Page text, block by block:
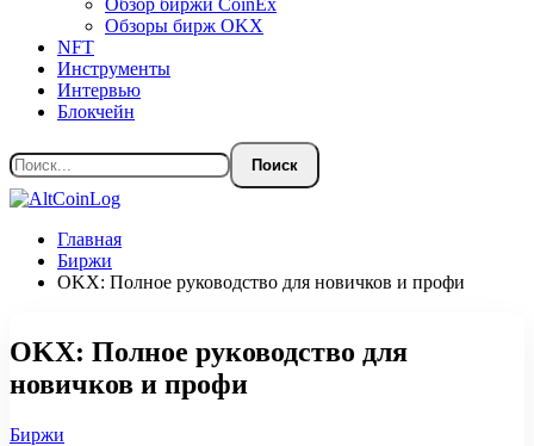
Обзор биржи CoinEx
Обзоры бирж OKX
NFT
Инструменты
Интервью
Блокчейн
Главная
Биржи
OKX: Полное руководство для новичков и профи
OKX: Полное руководство для
новичков и профи
Биржи